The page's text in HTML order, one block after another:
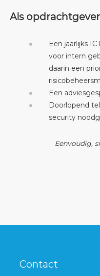
Als
Een jaarlijks
voor intern
daarin een
Een
Doorlopend
security
Eenvoudig, snel,
Contact